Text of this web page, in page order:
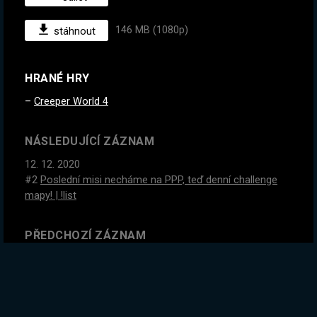
stáhnout 146 MB (1080p)
HRANÉ HRY
Creeper World 4
NÁSLEDUJÍCÍ ZÁZNAM
12. 12. 2020
#2 Poslední misi necháme na PPP, teď denní challenge
mapy! | !list
PŘEDCHOZÍ ZÁZNAM